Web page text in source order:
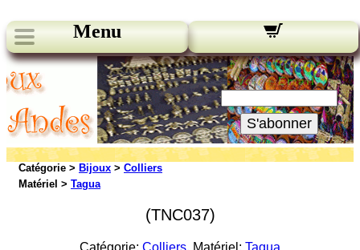
Menu
Nos bulletins:
Votre Email:
S'abonner
Catégorie > Bijoux > Colliers
Matériel > Tagua
(TNC037)
Catégorie: Colliers, Matériel: Tagua